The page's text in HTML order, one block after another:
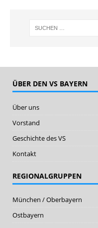
ÜBER DEN VS BAYERN
Über uns
Vorstand
Geschichte des VS
Kontakt
REGIONALGRUPPEN
München / Oberbayern
Ostbayern